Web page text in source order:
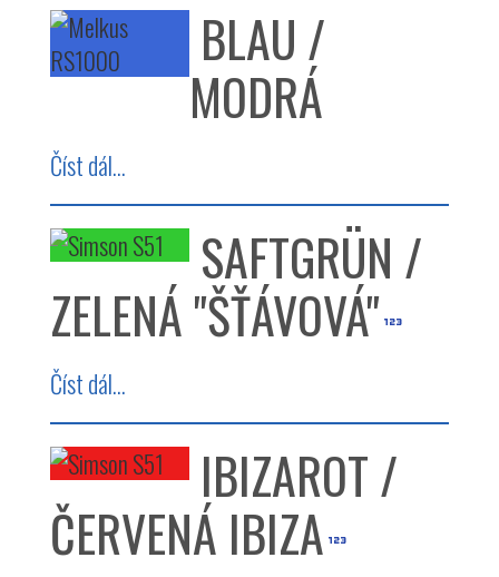
BLAU /
MODRÁ
Číst dál...
SAFTGRÜN /
ZELENÁ "ŠŤÁVOVÁ"
Číst dál...
IBIZAROT /
ČERVENÁ IBIZA